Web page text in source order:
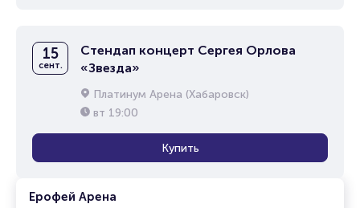
Ерофей Арена
15
сент.
Стендап концерт Сергея Орлова
«Звезда»
Платинум Арена (Хабаровск)
вт 19:00
Купить